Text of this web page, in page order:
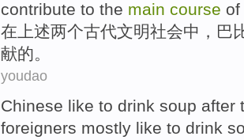
contribute to the main course of
在 上述两个古代文明社会中 ， 巴
献的。
youdao
Chinese like to drink soup after
foreigners mostly like to drink